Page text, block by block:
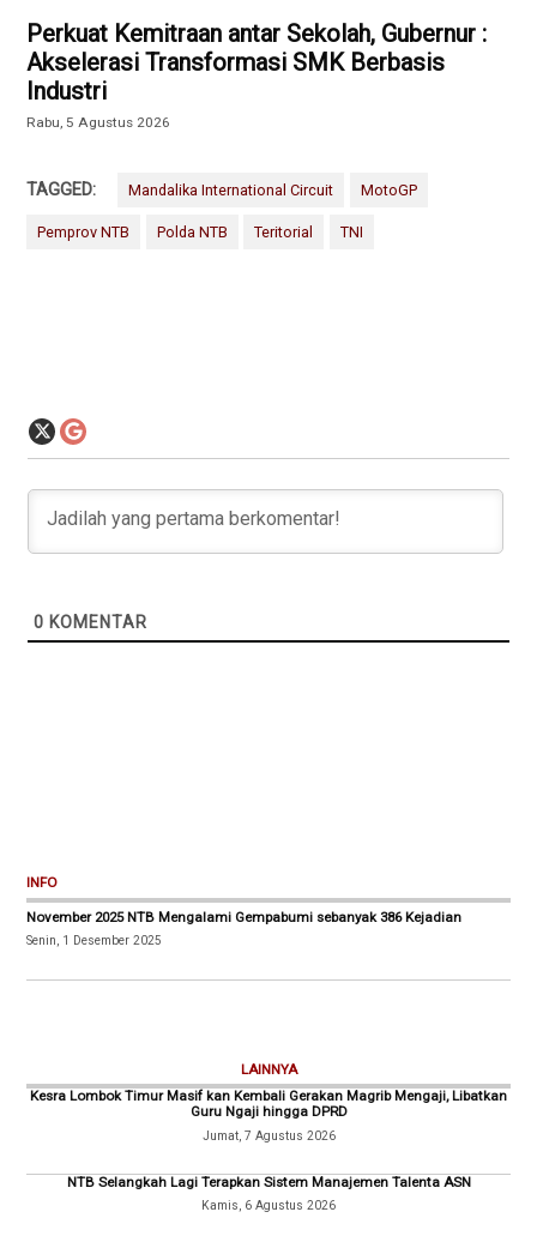
Perkuat Kemitraan antar Sekolah, Gubernur :
Akselerasi Transformasi SMK Berbasis
Industri
Rabu, 5 Agustus 2026
TAGGED: Mandalika International Circuit MotoGP
Pemprov NTB Polda NTB Teritorial TNI
0 KOMENTAR
INFO
November 2025 NTB Mengalami Gempabumi sebanyak 386 Kejadian
Senin, 1 Desember 2025
LAINNYA
Kesra Lombok Timur Masif kan Kembali Gerakan Magrib Mengaji, Libatkan
Guru Ngaji hingga DPRD
Jumat, 7 Agustus 2026
NTB Selangkah Lagi Terapkan Sistem Manajemen Talenta ASN
Kamis, 6 Agustus 2026